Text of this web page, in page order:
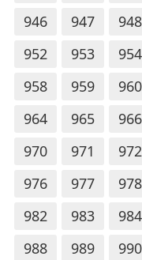
946
947 948
952
953 954
958
959 960
964
965 966
970
971 972
976
977 978
982
983 984
988
989 990